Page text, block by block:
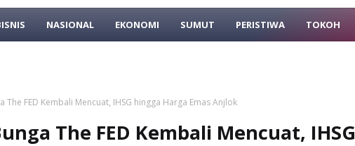
NASIONAL EKONOMI SUMUT PERISTIWA TOKOH
The FED Kembali Mencuat, IHSG hingga Harga Emas Anjlok
The FED Kembali Mencuat, IHSG